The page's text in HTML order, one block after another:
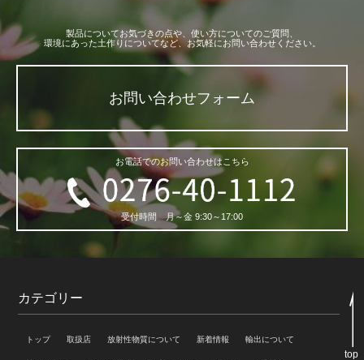
製品についてお気づきの点や、使い方についてのご質問、
環境にあった土作りについてなど、お気軽にお問い合わせください。
お問い合わせフォーム
お電話でのお問い合わせはこちら
受付時間 月～金 9:30～17:00
top
カテゴリー
トップ 取扱店 放射性物質について 新着情報 輸出について